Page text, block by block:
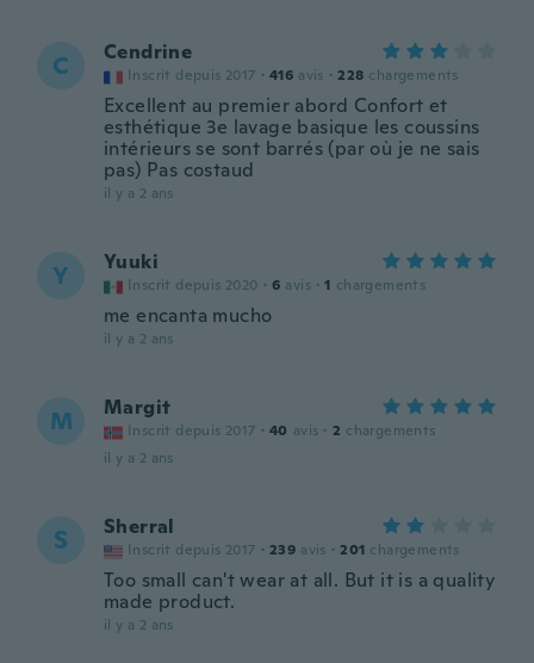
C Cendrine
Inscrit depuis 2017 · 416 avis · 228 chargements
Excellent au premier abord Confort et
esthétique 3e lavage basique les coussins
intérieurs se sont barrés (par où je ne sais
pas) Pas costaud
il y a 2 ans
Y Yuuki
Inscrit depuis 2020 · 6 avis · 1 chargements
me encanta mucho
il y a 2 ans
M Margit
Inscrit depuis 2017 · 40 avis · 2 chargements
il y a 2 ans
S Sherral
Inscrit depuis 2017 · 239 avis · 201 chargements
Too small can't wear at all. But it is a quality
made product.
il y a 2 ans